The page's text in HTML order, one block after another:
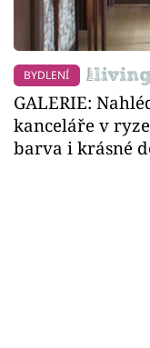
BYDLENÍ
GALERIE:
kanceláře v
barva i krásné